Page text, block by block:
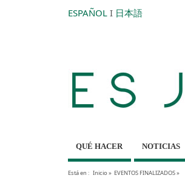
ESPAÑOL I 日本語
QUÉ HACER NOTICIAS
Está en : Inicio» EVENTOS FINALIZADOS»